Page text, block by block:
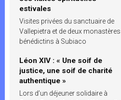
estivales
Visites privées du sanctuaire de
Vallepietra et de deux monastères
bénédictins à Subiaco
Léon XIV : « Une soif de
justice, une soif de charité
authentique »
Lors d’un déjeuner solidaire à